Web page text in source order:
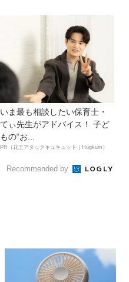
いま最も相談したい保育士・
てぃ先生がアドバイス！ 子ど
もの“お...
PR（花王アタックキュキュット｜Hugkum）
Recommended by